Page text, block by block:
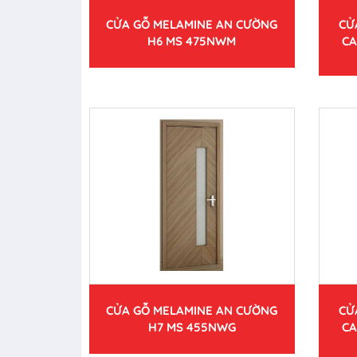
CỬA GỖ MELAMINE AN CƯỜNG
H6 MS 475NWM
CỬA GỖ MELAMINE AN CƯỜNG
H7 MS 455NWG